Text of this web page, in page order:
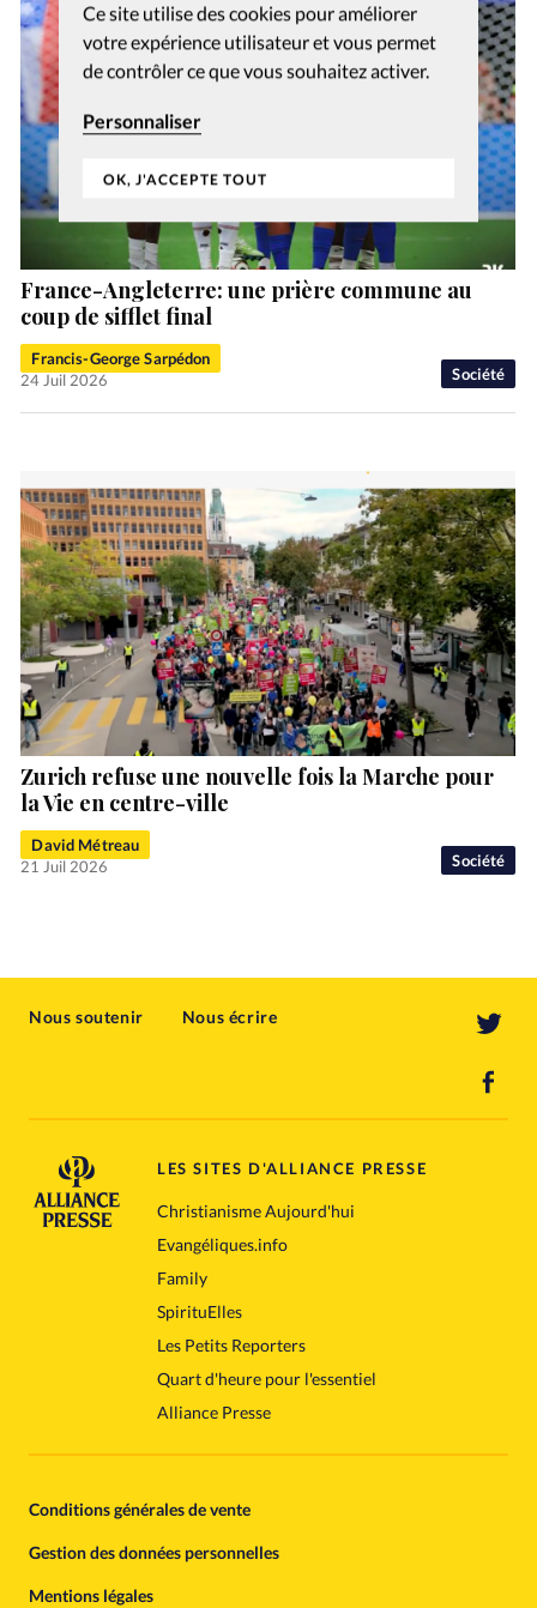
Ce site utilise des cookies pour améliorer
votre expérience utilisateur et vous permet
de contrôler ce que vous souhaitez activer.
Personnaliser
OK, J'ACCEPTE TOUT
Société
France-Angleterre: une prière commune au
coup de sifflet final
Francis-George Sarpédon
24 Juil 2026
Société
Zurich refuse une nouvelle fois la Marche pour
la Vie en centre-ville
David Métreau
21 Juil 2026
Nous soutenir Nous écrire
LES SITES D'ALLIANCE PRESSE
Christianisme Aujourd'hui
Evangéliques.info
Family
SpirituElles
Les Petits Reporters
Quart d'heure pour l'essentiel
Alliance Presse
Conditions générales de vente
Gestion des données personnelles
Mentions légales